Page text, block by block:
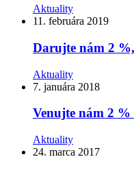
Aktuality
11. februára 2019
Darujte nám 2
Aktuality
7. januára 2018
Venujte nám 2
Aktuality
24. marca 2017